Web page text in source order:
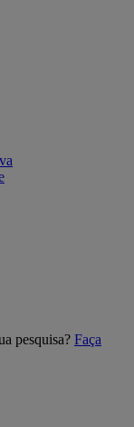
pesquisa? Faça